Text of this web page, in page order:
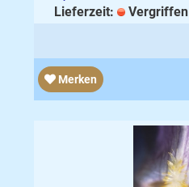
Lieferzeit:
Vergriffen
Merken